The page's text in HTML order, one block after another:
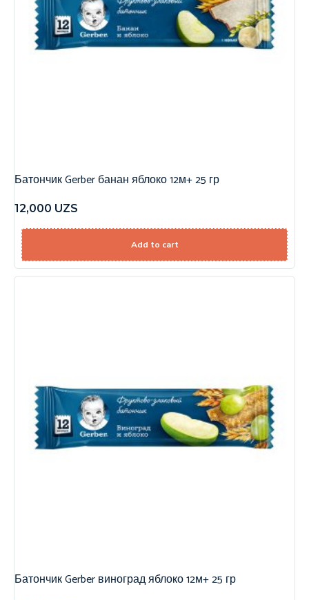
Батончик Gerber банан яблоко 12м+ 25 гр
12,000 UZS
Add to cart
Батончик Gerber виноград яблоко 12м+ 25 гр